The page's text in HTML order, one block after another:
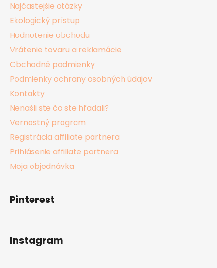
Najčastejšie otázky
Ekologický prístup
Hodnotenie obchodu
Vrátenie tovaru a reklamácie
Obchodné podmienky
Podmienky ochrany osobných údajov
Kontakty
Nenašli ste čo ste hľadali?
Vernostný program
Registrácia affiliate partnera
Prihlásenie affiliate partnera
Moja objednávka
Pinterest
Instagram